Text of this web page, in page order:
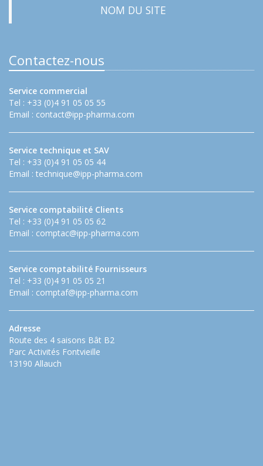
NOM DU SITE
Contactez-nous
Service commercial
Tel : +33 (0)4 91 05 05 55
Email : contact@ipp-pharma.com
Service technique et SAV
Tel : +33 (0)4 91 05 05 44
Email : technique@ipp-pharma.com
Service comptabilité Clients
Tel : +33 (0)4 91 05 05 62
Email : comptac@ipp-pharma.com
Service comptabilité Fournisseurs
Tel : +33 (0)4 91 05 05 21
Email : comptaf@ipp-pharma.com
Adresse
Route des 4 saisons Bât B2
Parc Activités Fontvieille
13190 Allauch